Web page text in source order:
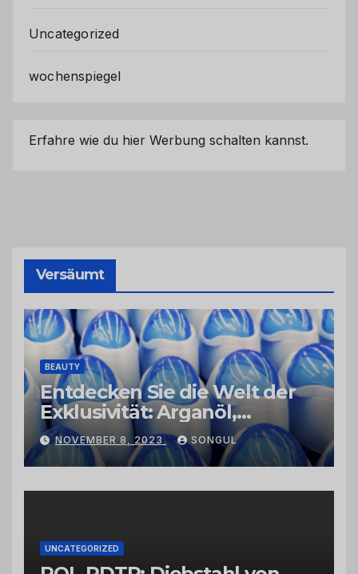
Uncategorized
wochenspiegel
Erfahre wie du hier Werbung schalten kannst.
Versäumt
BEAUTY
Entdecken Sie die Welt der
Exklusivität: Arganöl,
Kaktusfeigenkernöl und
Schwarzkümmelöl von
vertrauenswürdigen
Großhändlern und Anbietern
NOVEMBER 8, 2023 SONGUL
UNCATEGORIZED